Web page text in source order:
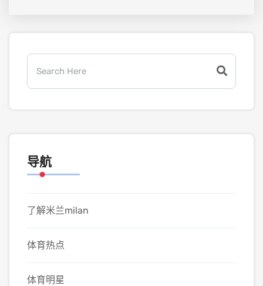
导航
了解米兰milan
体育热点
体育明星